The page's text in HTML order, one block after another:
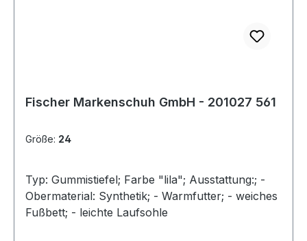
Fischer Markenschuh GmbH - 201027 561
Größe: 24
Typ: Gummistiefel; Farbe "lila"; Ausstattung:; -
Obermaterial: Synthetik; - Warmfutter; - weiches
Fußbett; - leichte Laufsohle